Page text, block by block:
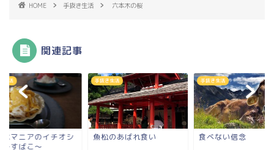
HOME 手抜き生活 六本木の桜
関連記事
生活
氷マニアのイチオシ
すばこ～
手抜き生活
魚松のあばれ食い
手抜き生活
食べない信念